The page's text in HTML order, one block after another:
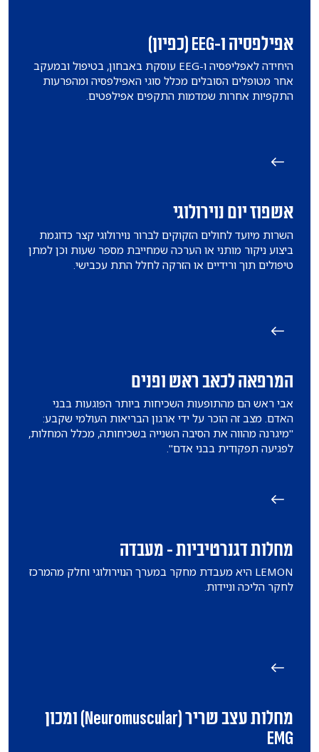
אפילפסיה ו-EEG (כפיון)
היחידה לאפליפסיה ו-EEG עוסקת באבחון, בטיפול ובמעקב
אחר מטופלים הסובלים מכלל סוגי האפילפסיה ומהפרעות
התקפיות אחרות שמדמות התקפים אפילפטים.
אשפוז יום נוירולוגי
​השרות מיועד לחולים הזקוקים לברור נוירולוגי קצר כדוגמת
ביצוע ניקור מותני או הערכה שמחייבת מספר שעות וכן למתן
טיפולים תוך ורידיים או הזרקה לחלל התת עכבישי.
המרפאה לכאב ראש ופנים
אבי ראש הם מהתופעות השכיחות ביותר הפוגעות בבני
האדם. מצב זה הוכר על ידי ארגון הבריאות העולמי שקבע:
"מיגרנה מהווה את הסיבה השנייה בשכיחותה, מכלל המחלות,
לפגיעה תפקודית בבני אדם".
מחלות דגנרטיביות - מעבדה
LEMON היא מעבדת מחקר במערך הנוירולוגי וחלק מהמרכז
לחקר הליכה וניידות.
מחלות עצב שריר (Neuromuscular) ומכון
EMG